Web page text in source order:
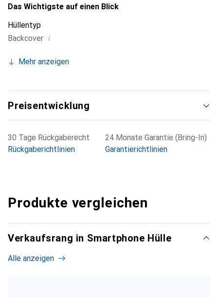
Das Wichtigste auf einen Blick
Hüllentyp
Backcover i
Mehr anzeigen
Preisentwicklung
30 Tage Rückgaberecht
Rückgaberichtlinien
24 Monate Garantie (Bring-In)
Garantierichtlinien
Produkte vergleichen
Verkaufsrang in Smartphone Hülle
Alle anzeigen